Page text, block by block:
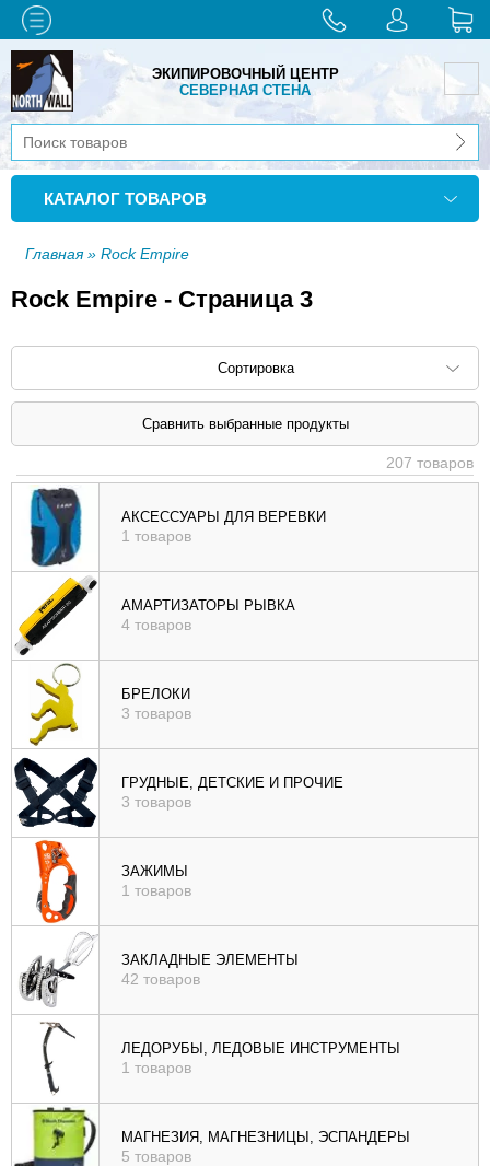
ЭКИПИРОВОЧНЫЙ ЦЕНТР
СЕВЕРНАЯ СТЕНА
КАТАЛОГ ТОВАРОВ
Главная» Rock Empire
Rock Empire - Страница 3
Сортировка
Сортировать по: наименованию (
убыв
), цене (
возр
|
убыв
возр
убыв
207 товаров
АКСЕССУАРЫ ДЛЯ ВЕРЕВКИ
1 товаров
АМАРТИЗАТОРЫ РЫВКА
4 товаров
БРЕЛОКИ
3 товаров
ГРУДНЫЕ, ДЕТСКИЕ И ПРОЧИЕ
3 товаров
ЗАЖИМЫ
1 товаров
ЗАКЛАДНЫЕ ЭЛЕМЕНТЫ
42 товаров
ЛЕДОРУБЫ, ЛЕДОВЫЕ ИНСТРУМЕНТЫ
1 товаров
МАГНЕЗИЯ, МАГНЕЗНИЦЫ, ЭСПАНДЕРЫ
5 товаров